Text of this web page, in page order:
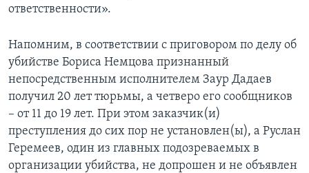
ответственности».
Напомним, в соответствии с приговором по делу об
убийстве Бориса Немцова признанный
непосредственным исполнителем Заур Дадаев
получил 20 лет тюрьмы, а четверо его сообщников
– от 11 до 19 лет. При этом заказчик(и)
преступления до сих пор не установлен(ы), а Руслан
Геремеев, один из главных подозреваемых в
организации убийства, не допрошен и не объявлен